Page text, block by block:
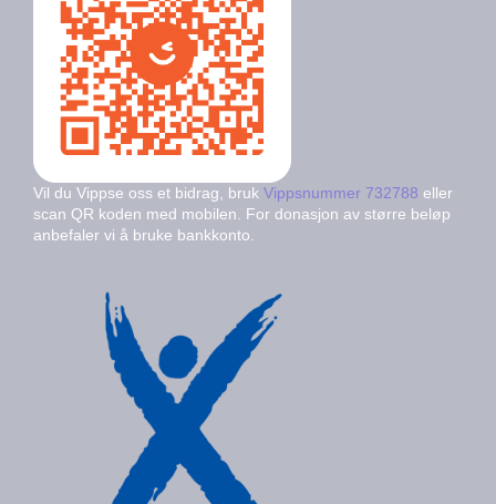
Vil du Vippse oss et bidrag, bruk Vippsnummer 732788 eller
scan QR koden med mobilen. For donasjon av større beløp
anbefaler vi å bruke bankkonto.